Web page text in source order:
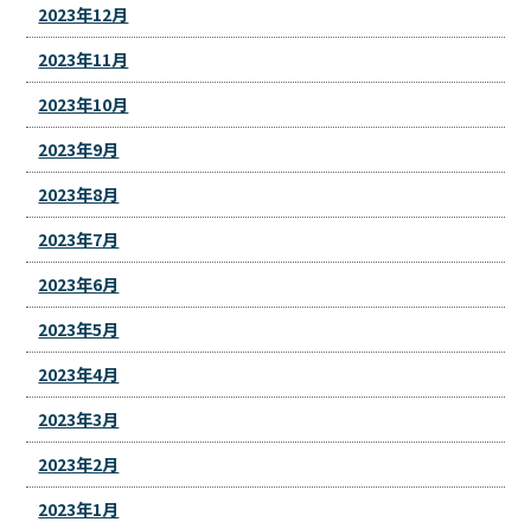
2023年12月
2023年11月
2023年10月
2023年9月
2023年8月
2023年7月
2023年6月
2023年5月
2023年4月
2023年3月
2023年2月
2023年1月